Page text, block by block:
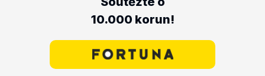
10.000 korun!